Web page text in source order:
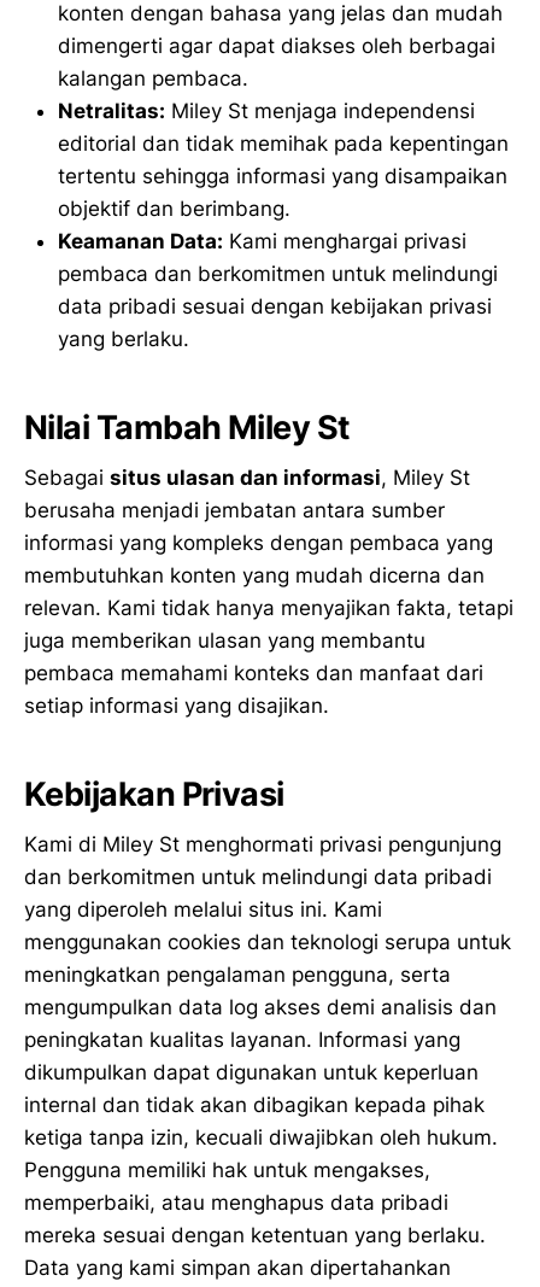
konten dengan bahasa yang jelas dan mudah
dimengerti agar dapat diakses oleh berbagai
kalangan pembaca.
Netralitas: Miley St menjaga independensi
editorial dan tidak memihak pada kepentingan
tertentu sehingga informasi yang disampaikan
objektif dan berimbang.
Keamanan Data: Kami menghargai privasi
pembaca dan berkomitmen untuk melindungi
data pribadi sesuai dengan kebijakan privasi
yang berlaku.
Nilai Tambah Miley St
Sebagai situs ulasan dan informasi, Miley St
berusaha menjadi jembatan antara sumber
informasi yang kompleks dengan pembaca yang
membutuhkan konten yang mudah dicerna dan
relevan. Kami tidak hanya menyajikan fakta, tetapi
juga memberikan ulasan yang membantu
pembaca memahami konteks dan manfaat dari
setiap informasi yang disajikan.
Kebijakan Privasi
Kami di Miley St menghormati privasi pengunjung
dan berkomitmen untuk melindungi data pribadi
yang diperoleh melalui situs ini. Kami
menggunakan cookies dan teknologi serupa untuk
meningkatkan pengalaman pengguna, serta
mengumpulkan data log akses demi analisis dan
peningkatan kualitas layanan. Informasi yang
dikumpulkan dapat digunakan untuk keperluan
internal dan tidak akan dibagikan kepada pihak
ketiga tanpa izin, kecuali diwajibkan oleh hukum.
Pengguna memiliki hak untuk mengakses,
memperbaiki, atau menghapus data pribadi
mereka sesuai dengan ketentuan yang berlaku.
Data yang kami simpan akan dipertahankan